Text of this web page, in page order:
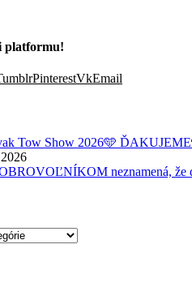
platformu!
PinterestVkEmail
Tow Show 2026🩵
neznamená, že